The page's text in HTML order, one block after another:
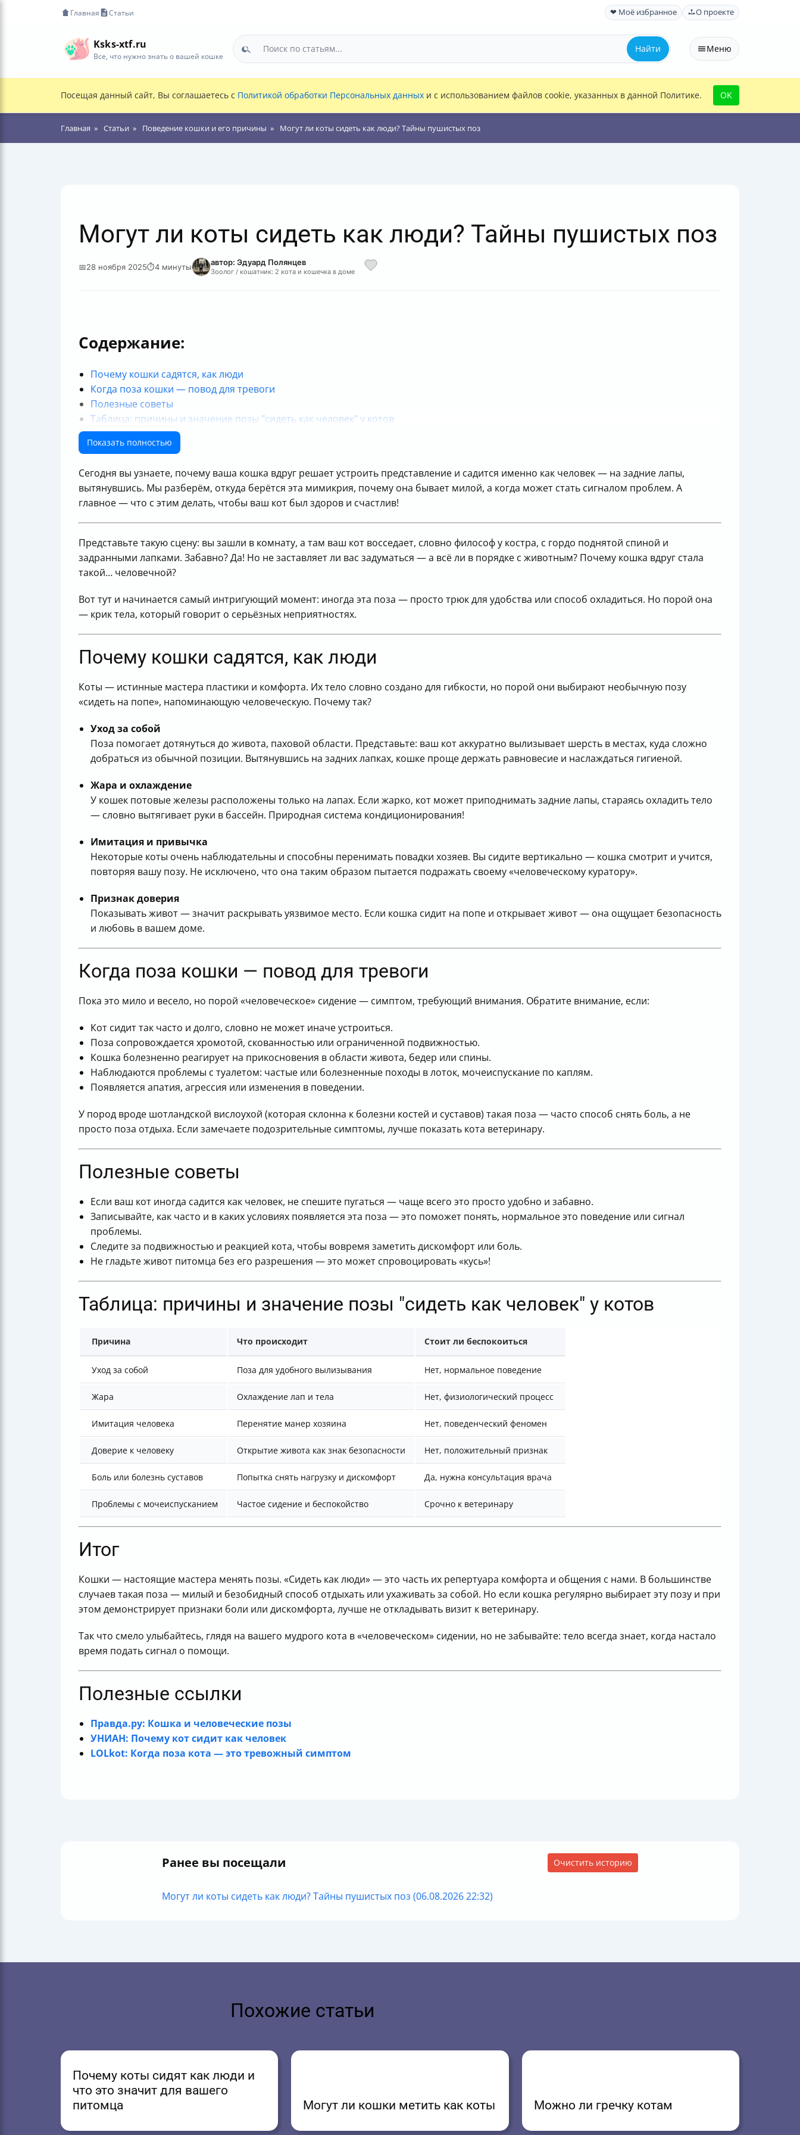
Главная Статьи ❤ Моё избранное О проекте
Ksks-xtf.ru
Все, что нужно знать о вашей кошке
Найти Меню
Посещая данный сайт, Вы соглашаетесь с Политикой обработки Персональных данных и с использованием файлов cookie, указанных в данной Политике. OK
Главная Статьи Поведение кошки и его причины Могут ли коты сидеть как люди? Тайны пушистых поз
Могут ли коты сидеть как люди? Тайны пушистых поз
📅28 ноября 2025⏱4 минуты автор: Эдуард Полянцев
Зоолог / кошатник: 2 кота и кошечка в доме
Содержание:
Почему кошки садятся, как люди
Когда поза кошки — повод для тревоги
Полезные советы
Таблица: причины и значение позы "сидеть как человек" у котов
Итог
Полезные ссылки
Показать полностью
Сегодня вы узнаете, почему ваша кошка вдруг решает устроить представление и садится именно как человек — на задние лапы,
вытянувшись. Мы разберём, откуда берётся эта мимикрия, почему она бывает милой, а когда может стать сигналом проблем. А
главное — что с этим делать, чтобы ваш кот был здоров и счастлив!
Представьте такую сцену: вы зашли в комнату, а там ваш кот восседает, словно философ у костра, с гордо поднятой спиной и
задранными лапками. Забавно? Да! Но не заставляет ли вас задуматься — а всё ли в порядке с животным? Почему кошка вдруг стала
такой… человечной?
Вот тут и начинается самый интригующий момент: иногда эта поза — просто трюк для удобства или способ охладиться. Но порой она
— крик тела, который говорит о серьёзных неприятностях.
Почему кошки садятся, как люди
Коты — истинные мастера пластики и комфорта. Их тело словно создано для гибкости, но порой они выбирают необычную позу
«сидеть на попе», напоминающую человеческую. Почему так?
Уход за собой
Поза помогает дотянуться до живота, паховой области. Представьте: ваш кот аккуратно вылизывает шерсть в местах, куда сложно
добраться из обычной позиции. Вытянувшись на задних лапках, кошке проще держать равновесие и наслаждаться гигиеной.
Жара и охлаждение
У кошек потовые железы расположены только на лапах. Если жарко, кот может приподнимать задние лапы, стараясь охладить тело
— словно вытягивает руки в бассейн. Природная система кондиционирования!
Имитация и привычка
Некоторые коты очень наблюдательны и способны перенимать повадки хозяев. Вы сидите вертикально — кошка смотрит и учится,
повторяя вашу позу. Не исключено, что она таким образом пытается подражать своему «человеческому куратору».
Признак доверия
Показывать живот — значит раскрывать уязвимое место. Если кошка сидит на попе и открывает живот — она ощущает безопасность
и любовь в вашем доме.
Когда поза кошки — повод для тревоги
Пока это мило и весело, но порой «человеческое» сидение — симптом, требующий внимания. Обратите внимание, если:
Кот сидит так часто и долго, словно не может иначе устроиться.
Поза сопровождается хромотой, скованностью или ограниченной подвижностью.
Кошка болезненно реагирует на прикосновения в области живота, бедер или спины.
Наблюдаются проблемы с туалетом: частые или болезненные походы в лоток, мочеиспускание по каплям.
Появляется апатия, агрессия или изменения в поведении.
У пород вроде шотландской вислоухой (которая склонна к болезни костей и суставов) такая поза — часто способ снять боль, а не
просто поза отдыха. Если замечаете подозрительные симптомы, лучше показать кота ветеринару.
Полезные советы
Если ваш кот иногда садится как человек, не спешите пугаться — чаще всего это просто удобно и забавно.
Записывайте, как часто и в каких условиях появляется эта поза — это поможет понять, нормальное это поведение или сигнал
проблемы.
Следите за подвижностью и реакцией кота, чтобы вовремя заметить дискомфорт или боль.
Не гладьте живот питомца без его разрешения — это может спровоцировать «кусь»!
Таблица: причины и значение позы "сидеть как человек" у котов
Причина Что происходит Стоит ли беспокоиться
Уход за собой Поза для удобного вылизывания Нет, нормальное поведение
Жара Охлаждение лап и тела Нет, физиологический процесс
Имитация человека Перенятие манер хозяина Нет, поведенческий феномен
Доверие к человеку Открытие живота как знак безопасности Нет, положительный признак
Боль или болезнь суставов Попытка снять нагрузку и дискомфорт Да, нужна консультация врача
Проблемы с мочеиспусканием Частое сидение и беспокойство Срочно к ветеринару
Итог
Кошки — настоящие мастера менять позы. «Сидеть как люди» — это часть их репертуара комфорта и общения с нами. В большинстве
случаев такая поза — милый и безобидный способ отдыхать или ухаживать за собой. Но если кошка регулярно выбирает эту позу и при
этом демонстрирует признаки боли или дискомфорта, лучше не откладывать визит к ветеринару.
Так что смело улыбайтесь, глядя на вашего мудрого кота в «человеческом» сидении, но не забывайте: тело всегда знает, когда настало
время подать сигнал о помощи.
Полезные ссылки
Правда.ру: Кошка и человеческие позы
УНИАН: Почему кот сидит как человек
LOLkot: Когда поза кота — это тревожный симптом
Ранее вы посещали Очистить историю
Могут ли коты сидеть как люди? Тайны пушистых поз (06.08.2026 22:32)
Похожие статьи
Почему коты сидят как люди и
что это значит для вашего
питомца
Могут ли кошки метить как коты Можно ли гречку котам